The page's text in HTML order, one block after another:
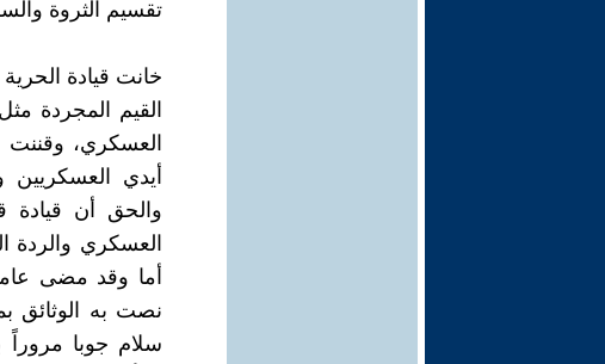
تقسيم الثروة
خانت قيادة
القيم المجردة
العسكري، وقننت
أيدي
والحق أن قيادة
العسكري والردة
أما وقد مضى
نصت به الوثائق
سلام جوبا مروراً